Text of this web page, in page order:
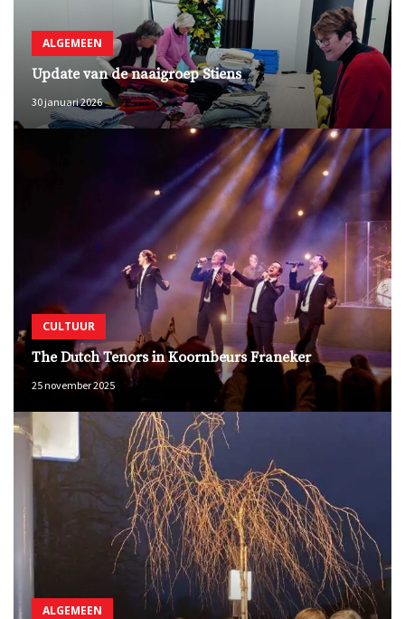
ALGEMEEN
Update van de naaigroep Stiens
30 januari 2026
CULTUUR
The Dutch Tenors in Koornbeurs Franeker
25 november 2025
ALGEMEEN